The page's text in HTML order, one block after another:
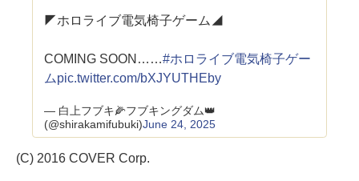
◤ホロライブ電気椅子ゲーム◢
COMING SOON……#ホロライブ電気椅子ゲー
ムpic.twitter.com/bXJYUTHEby
— 白上フブキ🌽フブキングダム👑
(@shirakamifubuki)June 24, 2025
(C) 2016 COVER Corp.